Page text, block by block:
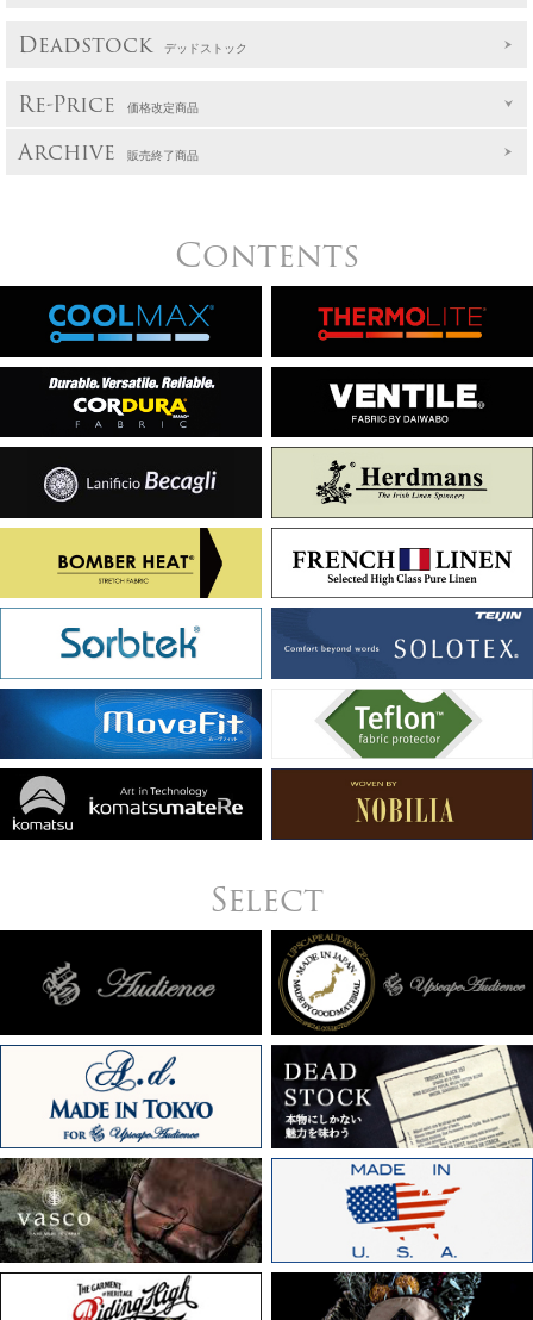
Deadstock デッドストック
Re-Price 価格改定商品
Archive 販売終了商品
Contents
Select